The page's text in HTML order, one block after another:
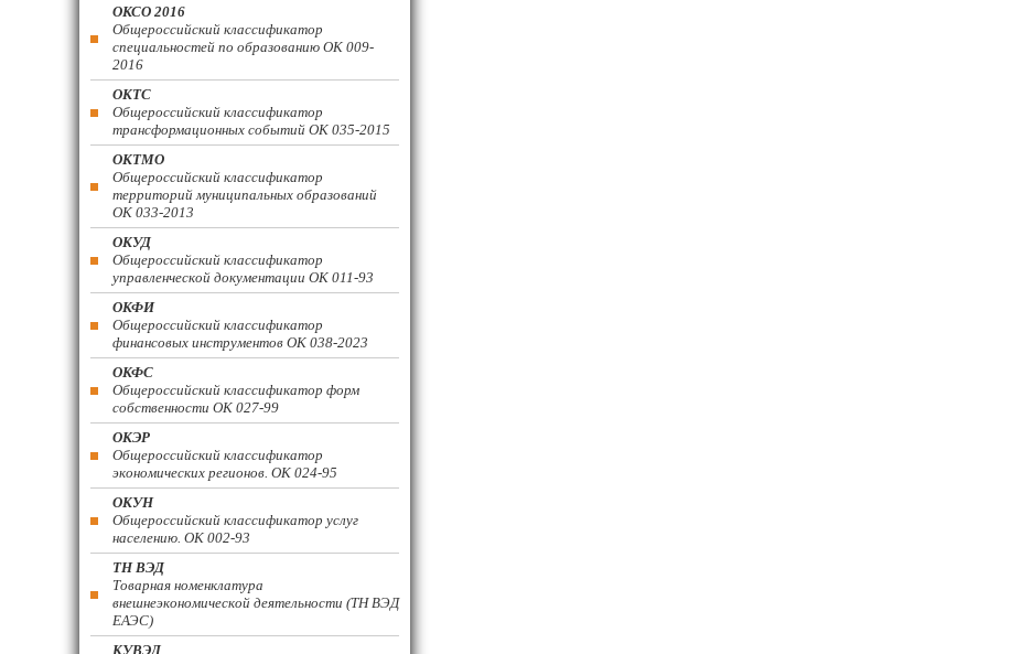
ОКСО 2016
Общероссийский классификатор
специальностей по образованию ОК 009-
2016
ОКТС
Общероссийский классификатор
трансформационных событий ОК 035-2015
ОКТМО
Общероссийский классификатор
территорий муниципальных образований
ОК 033-2013
ОКУД
Общероссийский классификатор
управленческой документации ОК 011-93
ОКФИ
Общероссийский классификатор
финансовых инструментов OK 038-2023
ОКФС
Общероссийский классификатор форм
собственности ОК 027-99
ОКЭР
Общероссийский классификатор
экономических регионов. ОК 024-95
ОКУН
Общероссийский классификатор услуг
населению. ОК 002-93
ТН ВЭД
Товарная номенклатура
внешнеэкономической деятельности (ТН ВЭД
ЕАЭС)
КУВЭД